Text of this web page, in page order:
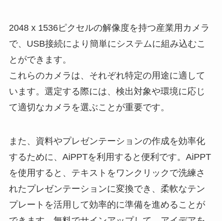
2048 x 1536ピクセルの解像度を持つ産業用カメラ
で、USB接続により簡単にシステムに組み込むこ
とができます。
これらのカメラは、それぞれ特定の用途に適して
います。選定する際には、検出対象や環境に応じ
て適切なカメラを選ぶことが重要です。
また、資料やプレゼンテーションの作成を効率化
するために、AiPPTを利用すると便利です。AiPPT
を使用すると、テキストをワンクリックで洗練さ
れたプレゼンテーションに変換でき、柔軟なテン
プレートを活用して効率的に準備を進めることが